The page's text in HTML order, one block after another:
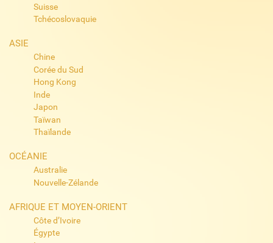
Suisse
Tchécoslovaquie
ASIE
Chine
Corée du Sud
Hong Kong
Inde
Japon
Taïwan
Thaïlande
OCÉANIE
Australie
Nouvelle-Zélande
AFRIQUE ET MOYEN-ORIENT
Côte d’Ivoire
Égypte